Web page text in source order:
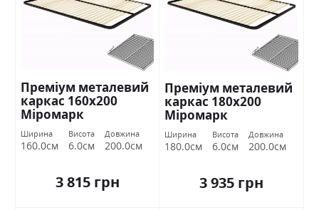
Преміум металевий
каркас 160х200
Міромарк
Ширина
160.0см
Висота
6.0см
Довжина
200.0см
3 815 грн
Преміум металевий
каркас 180х200
Міромарк
Ширина
180.0см
Висота
6.0см
Довжина
200.0см
3 935 грн